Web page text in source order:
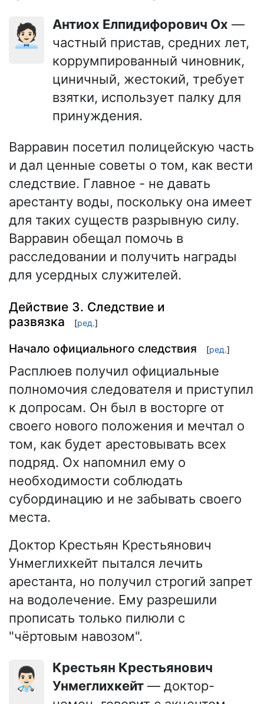
🧑🏻‍💼 Антиох Елпидифорович Ох —
частный пристав, средних лет,
коррумпированный чиновник,
циничный, жестокий, требует
взятки, использует палку для
принуждения.
Варравин посетил полицейскую часть
и дал ценные советы о том, как вести
следствие. Главное - не давать
арестанту воды, поскольку она имеет
для таких существ разрывную силу.
Варравин обещал помочь в
расследовании и получить награды
для усердных служителей.
Действие 3. Следствие и
развязка
[ред.]
Начало официального следствия [ред.]
Расплюев получил официальные
полномочия следователя и приступил
к допросам. Он был в восторге от
своего нового положения и мечтал о
том, как будет арестовывать всех
подряд. Ох напомнил ему о
необходимости соблюдать
субординацию и не забывать своего
места.
Доктор Крестьян Крестьянович
Унмеглихкейт пытался лечить
арестанта, но получил строгий запрет
на водолечение. Ему разрешили
прописать только пилюли с
"чёртовым навозом".
👨🏻‍⚕️
Крестьян Крестьянович
Унмеглихкейт — доктор-